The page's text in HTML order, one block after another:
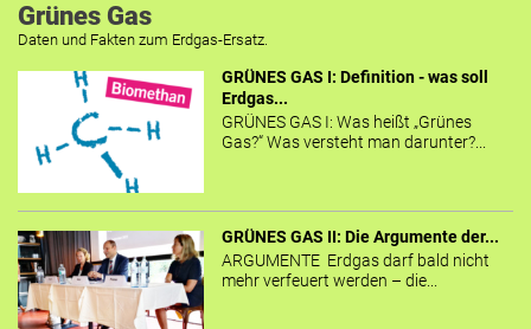
Grünes Gas
Daten und Fakten zum Erdgas-Ersatz.
GRÜNES GAS I: Definition - was soll
Erdgas...
GRÜNES GAS I: Was heißt „Grünes
Gas?“ Was versteht man darunter?...
GRÜNES GAS II: Die Argumente der...
ARGUMENTE Erdgas darf bald nicht
mehr verfeuert werden – die...